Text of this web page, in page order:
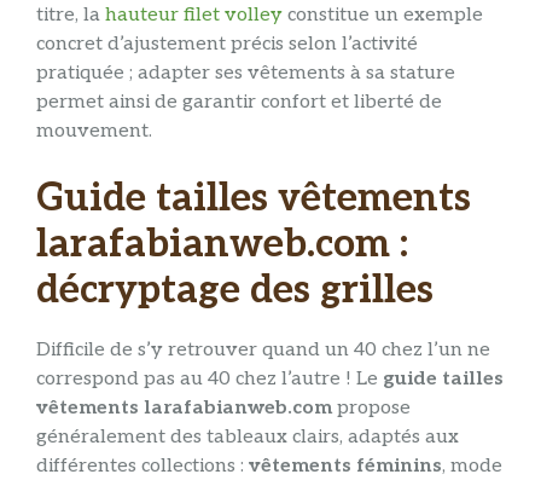
titre, la hauteur filet volley constitue un exemple
concret d’ajustement précis selon l’activité
pratiquée ; adapter ses vêtements à sa stature
permet ainsi de garantir confort et liberté de
mouvement.
Guide tailles vêtements
larafabianweb.com :
décryptage des grilles
Difficile de s’y retrouver quand un 40 chez l’un ne
correspond pas au 40 chez l’autre ! Le guide tailles
vêtements larafabianweb.compropose
généralement des tableaux clairs, adaptés aux
différentes collections : vêtements féminins, mode